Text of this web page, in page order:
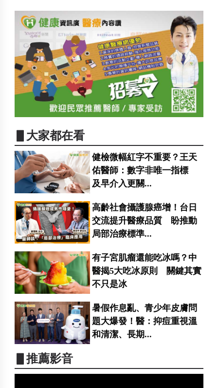
▋大家都在看
健檢微幅紅字不重要？王天
佑醫師：數字非唯一指標
及早介入更關...
高齡社會攝護腺癌增！台日
交流提升醫療品質 盼推動
局部治療標準...
有子宮肌瘤還能吃冰嗎？中
醫揭5大吃冰原則 關鍵其實
不只是冰
暑假作息亂、青少年皮膚問
題大爆發！醫：抑痘重視溫
和清潔、長期...
▋推薦影音